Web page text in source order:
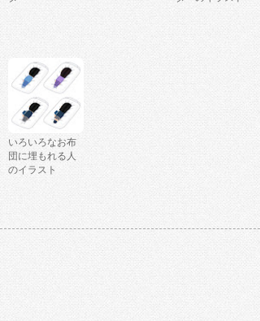
いろいろなお布
団に埋もれる人
のイラスト